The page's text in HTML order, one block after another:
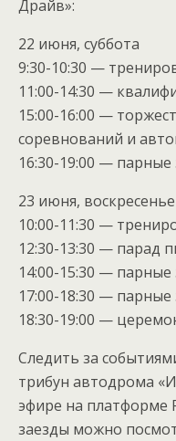
Драйв»:
22 июня, суббота
9:30-10:30 —
11:00-14:30 —
15:00-16:00 —
соревнований и
16:30-19:00 —
23 июня, воскресенье
10:00-11:30 —
12:30-13:30 — парад
14:00-15:30 —
17:00-18:30 —
18:30-19:00 —
Следить за
трибун автодрома
эфире на платформе
заезды можно